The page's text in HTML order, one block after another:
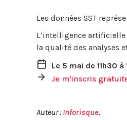
Les données SST
L’intelligence
la qualité des analyses
Le 5 mai de 11h30 à
Je m’inscris
Auteur : Inforisque.